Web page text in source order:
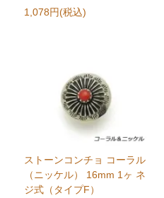
1,078円(税込)
ストーンコンチョ コーラル
（ニッケル） 16mm 1ヶ ネ
ジ式（タイプF）